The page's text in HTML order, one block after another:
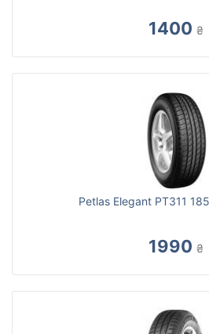
1400 ₴
Petlas Elegant PT311
1990 ₴